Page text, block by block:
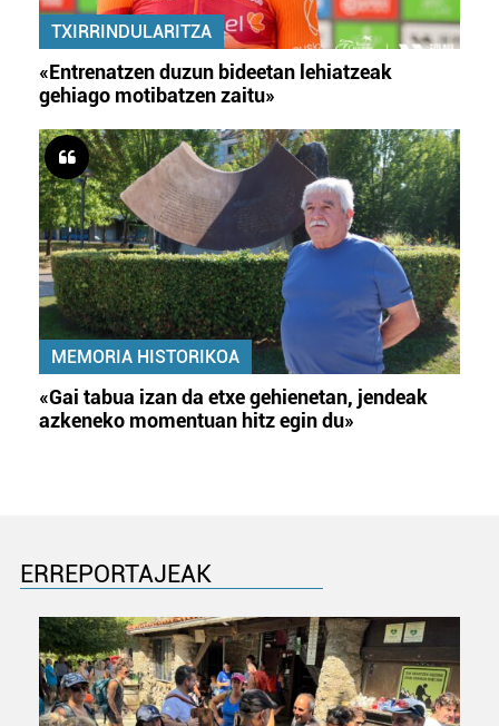
TXIRRINDULARITZA
«Entrenatzen duzun bideetan lehiatzeak
gehiago motibatzen zaitu»
MEMORIA HISTORIKOA
«Gai tabua izan da etxe gehienetan, jendeak
azkeneko momentuan hitz egin du»
ERREPORTAJEAK